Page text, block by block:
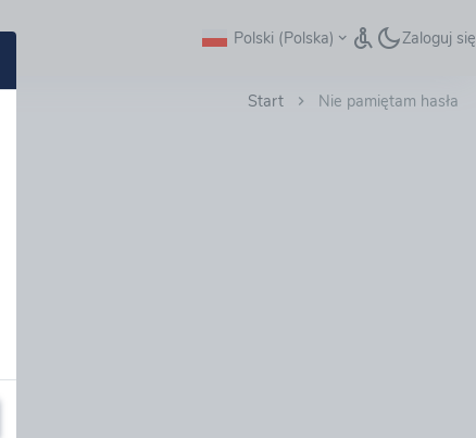
Polski (Polska) Zaloguj się
Start Nie pamiętam hasła